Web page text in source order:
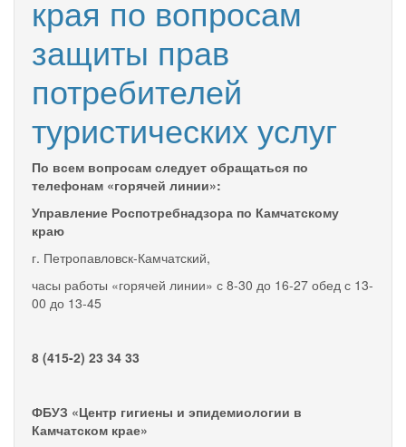
края по вопросам
защиты прав
потребителей
туристических услуг
По всем вопросам следует обращаться по
телефонам «горячей линии»:
Управление Роспотребнадзора по Камчатскому
краю
г. Петропавловск-Камчатский,
часы работы «горячей линии» с 8-30 до 16-27 обед с 13-
00 до 13-45
8 (415-2) 23 34 33
ФБУЗ «Центр гигиены и эпидемиологии в
Камчатском крае»